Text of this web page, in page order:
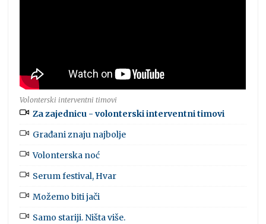
Volonterski interventni timovi
Za zajednicu - volonterski interventni timovi
Građani znaju najbolje
Volonterska noć
Serum festival, Hvar
Možemo biti jači
Samo stariji. Ništa više.